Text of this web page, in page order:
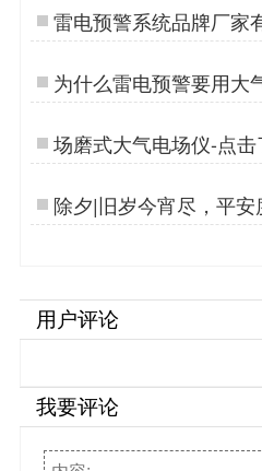
雷电预警系统品牌厂家
造防雷】…
为什么雷电预警要用大
认的预警重要设备【
场磨式大气电场仪-点
造…
除夕|旧岁今宵尽，平
【杭州易造】…
用户评论
我要评论